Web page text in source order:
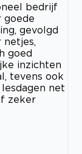
bedrijf
goede
gevolgd
goed
inzichten
tevens ook
net
zeker